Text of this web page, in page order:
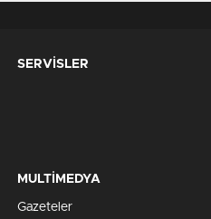
SERVİSLER
MULTİMEDYA
Gazeteler